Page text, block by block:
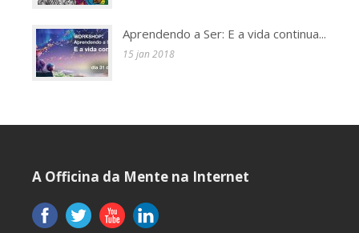
Aprendendo a Ser: E a vida continua...
15 jan 2018
A Officina da Mente na Internet